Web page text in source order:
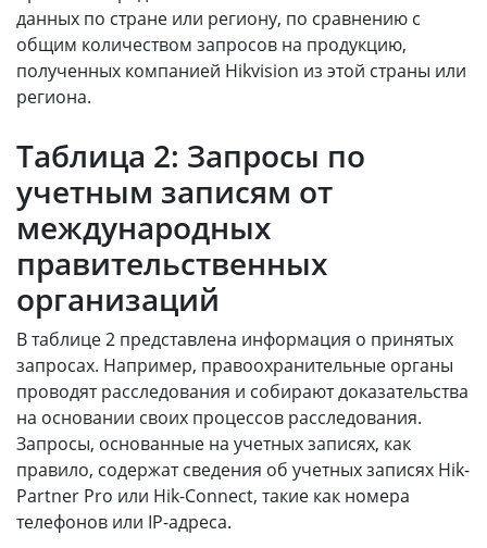
данных по стране или региону, по сравнению с
общим количеством запросов на продукцию,
полученных компанией Hikvision из этой страны или
региона.
Таблица 2: Запросы по
учетным записям от
международных
правительственных
организаций
В таблице 2 представлена информация о принятых
запросах. Например, правоохранительные органы
проводят расследования и собирают доказательства
на основании своих процессов расследования.
Запросы, основанные на учетных записях, как
правило, содержат сведения об учетных записях Hik-
Partner Pro или Hik-Connect, такие как номера
телефонов или IP-адреса.